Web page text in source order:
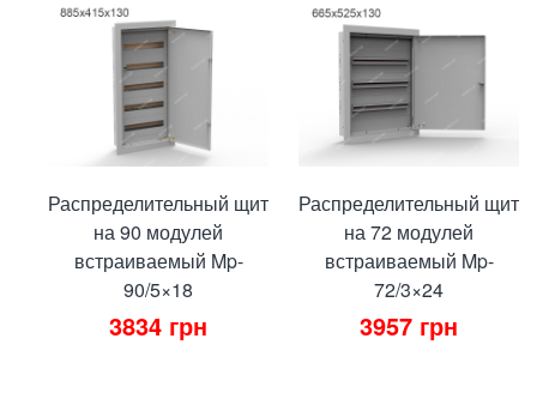
Распределительный щит
на 90 модулей
встраиваемый Mp-
90/5×18
3834 грн
Распределительный щит
на 72 модулей
встраиваемый Mp-
72/3×24
3957 грн